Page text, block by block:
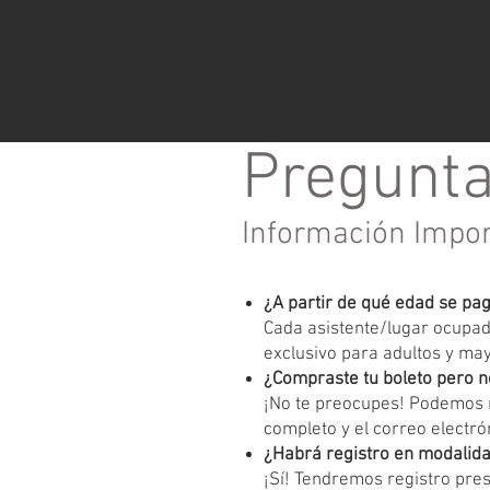
Información
¿A partir de qué edad se
Cada asistente/lugar
exclusivo para adultos y
¿Compraste tu boleto pero
¡No te preocupes!
completo y el correo
¿Habrá registro en
¡Sí! Tendremos registro